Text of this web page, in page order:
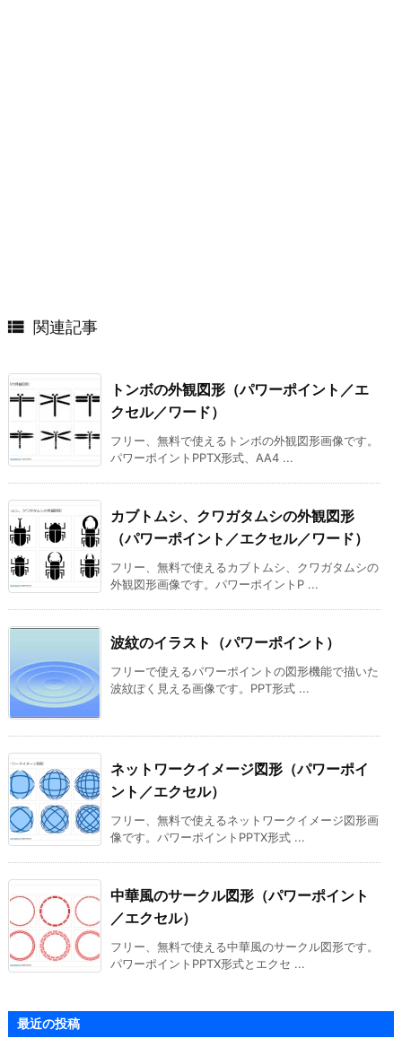
 関連記事
トンボの外観図形（パワーポイント／エ
クセル／ワード）
フリー、無料で使えるトンボの外観図形画像です。
パワーポイントPPTX形式、AA4 ...
カブトムシ、クワガタムシの外観図形
（パワーポイント／エクセル／ワード）
フリー、無料で使えるカブトムシ、クワガタムシの
外観図形画像です。パワーポイントP ...
波紋のイラスト（パワーポイント）
フリーで使えるパワーポイントの図形機能で描いた
波紋ぽく見える画像です。PPT形式 ...
ネットワークイメージ図形（パワーポイ
ント／エクセル）
フリー、無料で使えるネットワークイメージ図形画
像です。パワーポイントPPTX形式 ...
中華風のサークル図形（パワーポイント
／エクセル）
フリー、無料で使える中華風のサークル図形です。
パワーポイントPPTX形式とエクセ ...
最近の投稿